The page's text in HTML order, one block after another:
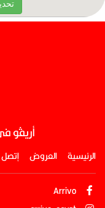
أريڤو
الرئيسية العروض إتصل
Arrivo